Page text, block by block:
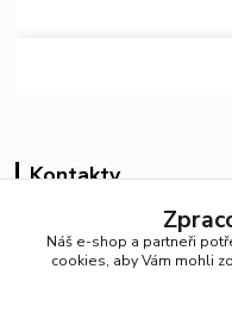
Kontakty
Vlastimil Koucký
+420 732
7:00–18:00 denně
Náš e-shop a partneři
cookies, aby Vám mohli